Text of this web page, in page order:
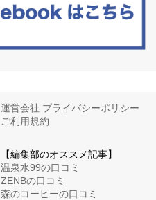
運営会社 プライバシーポリシー
ご利用規約
【編集部のオススメ記事】
温泉水99の口コミ
ZENBの口コミ
森のコーヒーの口コミ